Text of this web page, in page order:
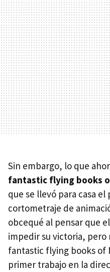
Sin embargo, lo que
fantastic flying books
que se llevó para casa
cortometraje de
obcequé al pensar que
impedir su victoria, pero
fantastic flying books of
primer trabajo en la